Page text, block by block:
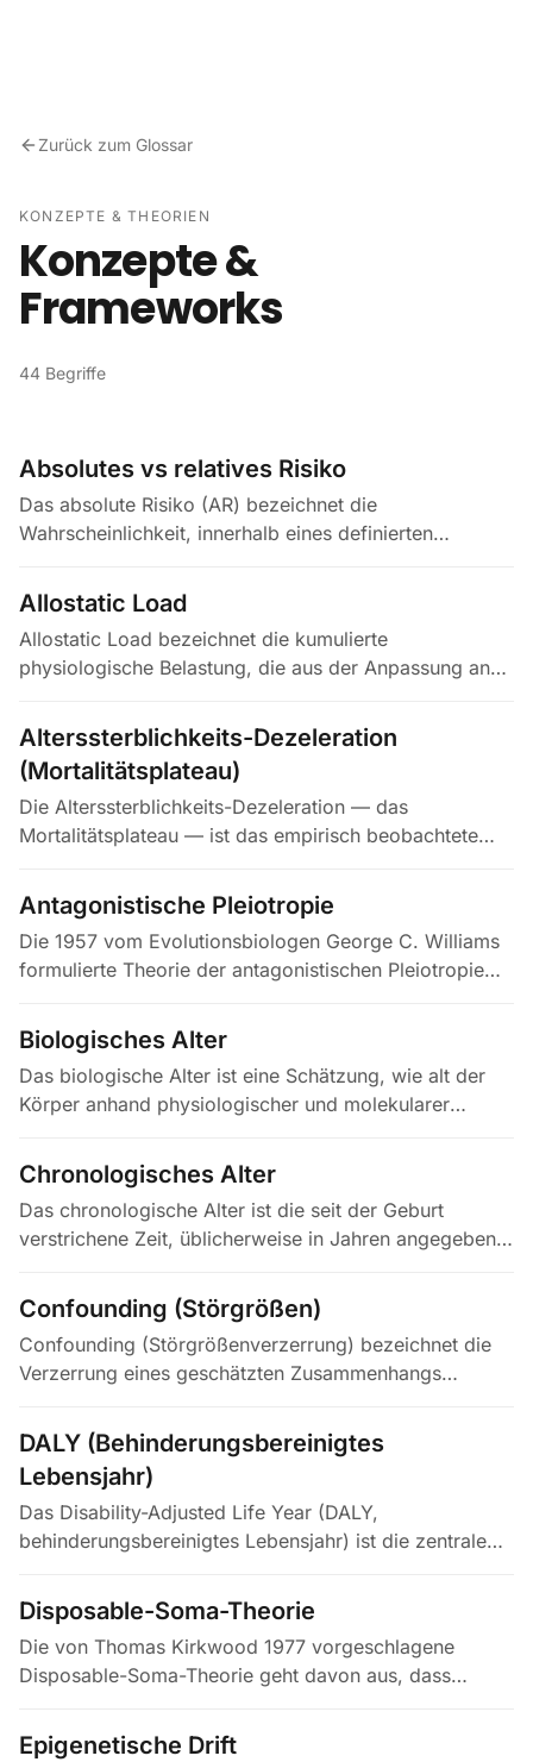
Zurück zum Glossar
KONZEPTE & THEORIEN
Konzepte &
Frameworks
44 Begriffe
Absolutes vs relatives Risiko
Das absolute Risiko (AR) bezeichnet die
Wahrscheinlichkeit, innerhalb eines definierten
Herzinfarkt, eine Krebsdiagnose oder den…
Allostatic Load
Allostatic Load bezeichnet die kumulierte
physiologische Belastung, die aus der Anpassung an
die Regulationssysteme, die…
Alterssterblichkeits-Dezeleration
(Mortalitätsplateau)
Die Alterssterblichkeits-Dezeleration — das
Mortalitätsplateau — ist das empirisch beobachtete
ihre nach dem Gompertz-Gesetz…
Antagonistische Pleiotropie
Die 1957 vom Evolutionsbiologen George C. Williams
formulierte Theorie der antagonistischen Pleiotropie
später nach der…
Biologisches Alter
Das biologische Alter ist eine Schätzung, wie alt der
Körper anhand physiologischer und molekularer
kann aus Blutbiomarkern (z.…
Chronologisches Alter
Das chronologische Alter ist die seit der Geburt
verstrichene Zeit, üblicherweise in Jahren angegeben.
Medizin und Epidemiologie…
Confounding (Störgrößen)
Confounding (Störgrößenverzerrung) bezeichnet die
Verzerrung eines geschätzten Zusammenhangs
eine dritte Variable — die…
DALY (Behinderungsbereinigtes
Lebensjahr)
Das Disability-Adjusted Life Year (DALY,
behinderungsbereinigtes Lebensjahr) ist die zentrale
verlorene Lebensjahre durch…
Disposable-Soma-Theorie
Die von Thomas Kirkwood 1977 vorgeschlagene
Disposable-Soma-Theorie geht davon aus, dass
zwischen Körpererhalt und Fortpflanzung…
Epigenetische Drift